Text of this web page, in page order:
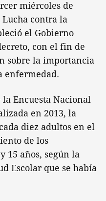
miércoles de
Lucha contra la
el Gobierno
con el fin de
sobre la importancia
enfermedad.
la Encuesta Nacional
en 2013, la
diez adultos en el
de los
15 años, según la
Escolar que se había